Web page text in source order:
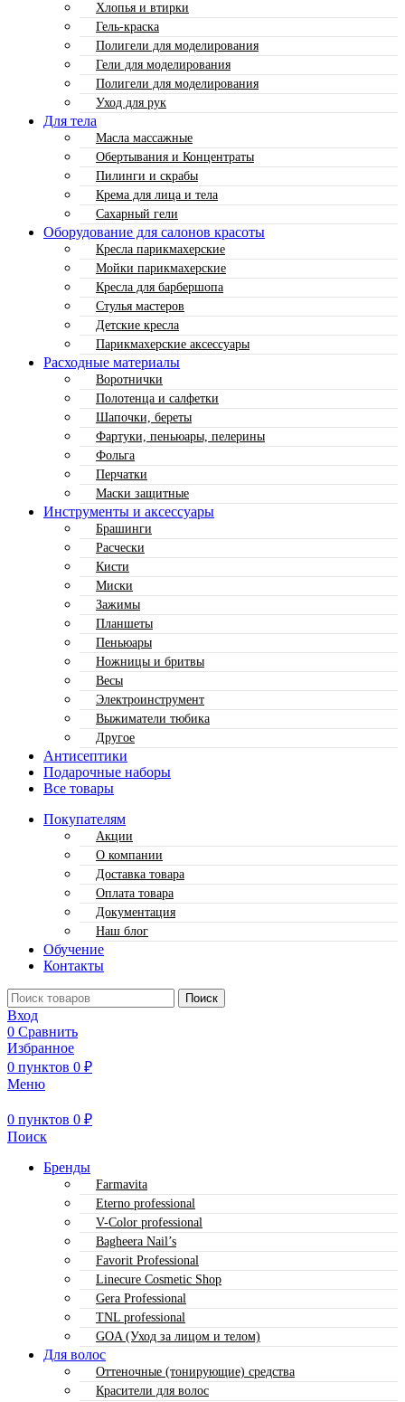
Хлопья и втирки
Гель-краска
Полигели для моделирования
Гели для моделирования
Полигели для моделирования
Уход для рук
Для тела
Масла массажные
Обертывания и Концентраты
Пилинги и скрабы
Крема для лица и тела
Сахарный гели
Оборудование для салонов красоты
Кресла парикмахерские
Мойки парикмахерские
Кресла для барбершопа
Стулья мастеров
Детские кресла
Парикмахерские аксессуары
Расходные материалы
Воротнички
Полотенца и салфетки
Шапочки, береты
Фартуки, пеньюары, пелерины
Фольга
Перчатки
Маски защитные
Инструменты и аксессуары
Брашинги
Расчески
Кисти
Миски
Зажимы
Планшеты
Пеньюары
Ножницы и бритвы
Весы
Электроинструмент
Выжиматели тюбика
Другое
Антисептики
Подарочные наборы
Все товары
Покупателям
Акции
О компании
Доставка товара
Оплата товара
Документация
Наш блог
Обучение
Контакты
Поиск
Вход
0 Сравнить
Избранное
0 пунктов 0 ₽
Меню
0 пунктов 0 ₽
Поиск
Бренды
Farmavita
Eterno professional
V-Color professional
Bagheera Nail’s
Favorit Professional
Linecure Cosmetic Shop
Gera Professional
TNL professional
GOA (Уход за лицом и телом)
Для волос
Оттеночные (тонирующие) средства
Красители для волос